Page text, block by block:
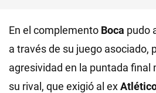
En el complemento Boca pudo
a través de su juego asociado,
agresividad en la puntada final
su rival, que exigió al ex